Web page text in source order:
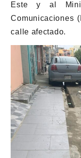
Este y al
Comunicaciones
calle afectado.